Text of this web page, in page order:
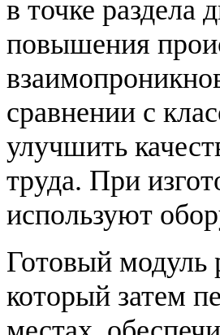
в точке раздела
повышения
сравнении с
улучшить
труда. При
используют
Готовый модуль
который затем